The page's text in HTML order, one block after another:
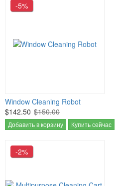
-5%
Window Cleaning Robot
$142.50 $150.00
Добавить в корзину Купить сейчас
-2%